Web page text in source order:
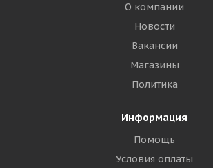
О компании
Новости
Вакансии
Магазины
Политика
Информация
Помощь
Условия оплаты